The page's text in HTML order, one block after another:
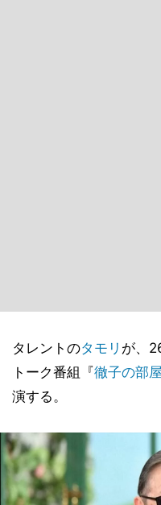
タレントのタモリ が、
トーク番組『徹子の部屋
演する。